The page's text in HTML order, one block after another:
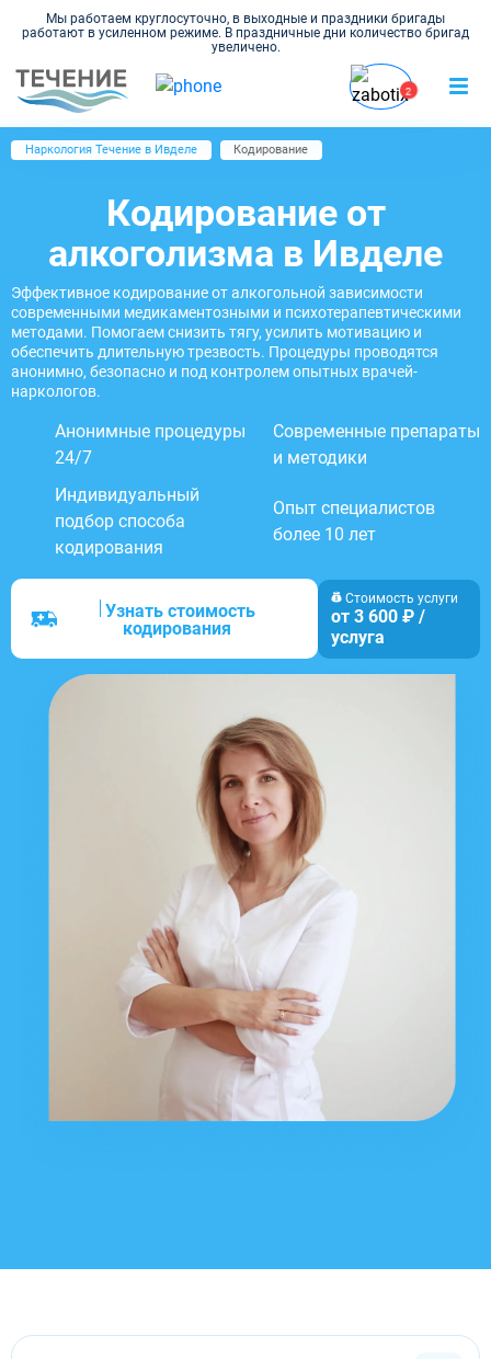
Мы работаем круглосуточно, в выходные и праздники бригады
работают в усиленном режиме. В праздничные дни количество бригад
увеличено.
2
Наркология Течение в Ивделе Кодирование
Кодирование от
алкоголизма в Ивделе
Эффективное кодирование от алкогольной зависимости
современными медикаментозными и психотерапевтическими
методами. Помогаем снизить тягу, усилить мотивацию и
обеспечить длительную трезвость. Процедуры проводятся
анонимно, безопасно и под контролем опытных врачей-
наркологов.
Анонимные процедуры
24/7
Современные препараты
и методики
Индивидуальный
подбор способа
кодирования
Опыт специалистов
более 10 лет
кодирования
Стоимость услуги
от 3 600 ₽ /
услуга